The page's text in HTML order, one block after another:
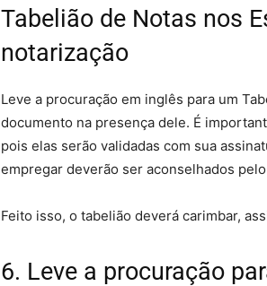
Tabelião de Notas nos
notarização
Leve a procuração em inglês para um
documento na presença dele. É
pois elas serão validadas com sua
empregar deverão ser aconselhados
Feito isso, o tabelião deverá carimbar,
6. Leve a procuração